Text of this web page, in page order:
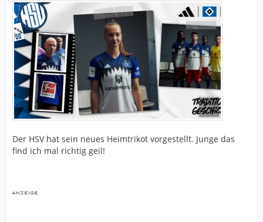
Der HSV hat sein neues Heimtrikot vorgestellt. Junge das
find ich mal richtig geil!